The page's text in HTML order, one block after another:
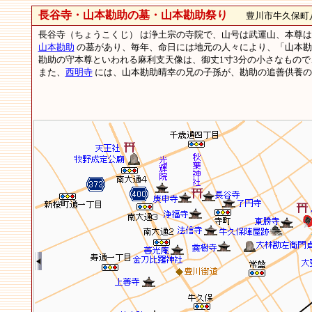
長谷寺・山本勘助の墓・山本勘助祭り
豊川市牛久保町
長谷寺（ちょうこくじ） は浄土宗の寺院で、山号は武運山、本尊
山本勘助 の墓があり、毎年、命日には地元の人々により、「山本
勘助の守本尊といわれる麻利支天像は、御丈1寸3分の小さなも
また、 西明寺には、山本勘助晴幸の兄の子孫が、勘助の追善供養